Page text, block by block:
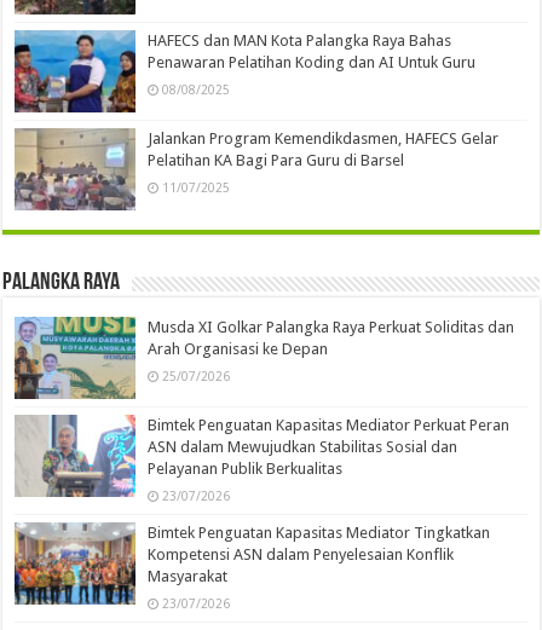
HAFECS dan MAN Kota Palangka Raya Bahas
Penawaran Pelatihan Koding dan AI Untuk Guru
08/08/2025
Jalankan Program Kemendikdasmen, HAFECS Gelar
Pelatihan KA Bagi Para Guru di Barsel
11/07/2025
Palangka Raya
Musda XI Golkar Palangka Raya Perkuat Soliditas dan
Arah Organisasi ke Depan
25/07/2026
Bimtek Penguatan Kapasitas Mediator Perkuat Peran
ASN dalam Mewujudkan Stabilitas Sosial dan
Pelayanan Publik Berkualitas
23/07/2026
Bimtek Penguatan Kapasitas Mediator Tingkatkan
Kompetensi ASN dalam Penyelesaian Konflik
Masyarakat
23/07/2026